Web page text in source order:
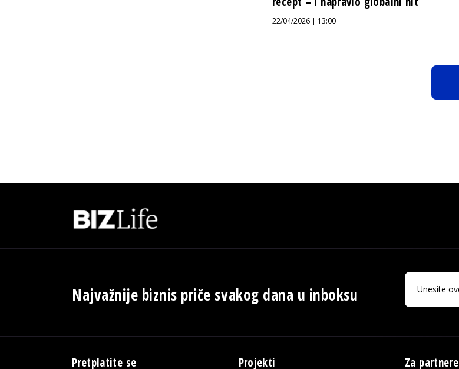
22/04/2026 | 13:00
Najvažnije biznis priče svakog dana u inboksu
Pretplatite se Projekti Za partnere